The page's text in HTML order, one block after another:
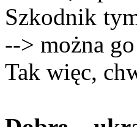
Szkodnik
--> można
Tak więc,